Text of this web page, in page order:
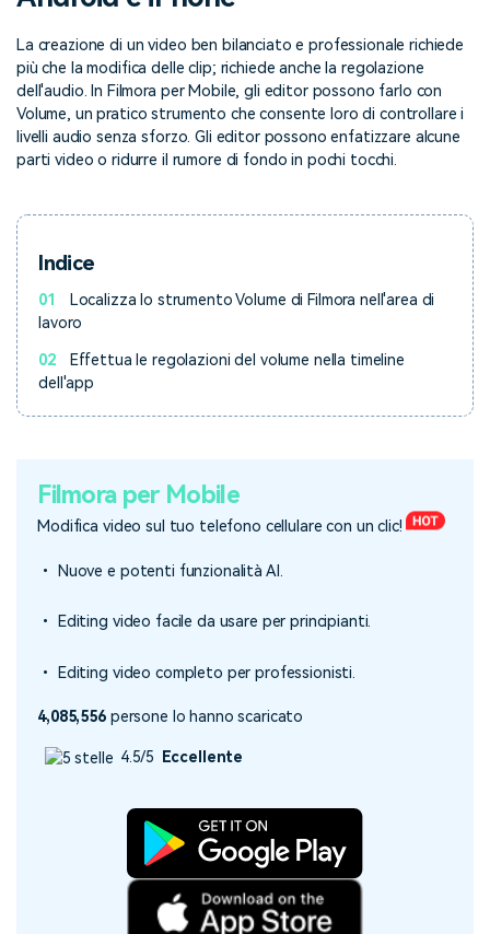
Supporto
Apprendimento
cerca
La creazione di un video ben bilanciato e professionale richiede
più che la modifica delle clip; richiede anche la regolazione
dell'audio. In Filmora per Mobile, gli editor possono farlo con
Volume, un pratico strumento che consente loro di controllare i
livelli audio senza sforzo. Gli editor possono enfatizzare alcune
parti video o ridurre il rumore di fondo in pochi tocchi.
Indice
01
Localizza lo strumento Volume di Filmora nell'area di
lavoro
02
Effettua le regolazioni del volume nella timeline
dell'app
Filmora per Mobile
Modifica video sul tuo telefono cellulare con un clic!
• Nuove e potenti funzionalità AI.
• Editing video facile da usare per principianti.
• Editing video completo per professionisti.
4,085,556persone lo hanno scaricato
4.5/5 Eccellente